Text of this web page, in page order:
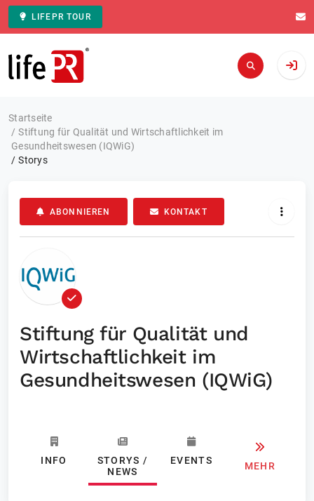
LIFEPR TOUR
Zur Startseite
Startseite
Stiftung für Qualität und Wirtschaftlichkeit im
Gesundheitswesen (IQWiG)
Storys
ABONNIEREN KONTAKT
Stiftung für Qualität und
Wirtschaftlichkeit im
Gesundheitswesen (IQWiG)
INFO
STORYS /
NEWS
EVENTS MEHR